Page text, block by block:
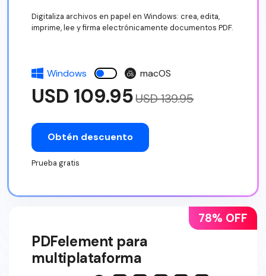
Digitaliza archivos en papel en Windows: crea, edita,
imprime, lee y firma electrónicamente documentos PDF.
Windows macOS
USD 109.95USD 139.95
Obtén descuento
Prueba gratis
78% OFF
PDFelement para
multiplataforma